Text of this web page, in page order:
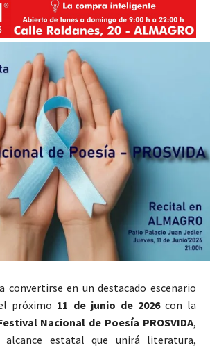
convertirse en un destacado escenario
próximo 11 de junio de 2026con la
Nacional de Poesía PROSVIDA,
alcance estatal que unirá literatura,